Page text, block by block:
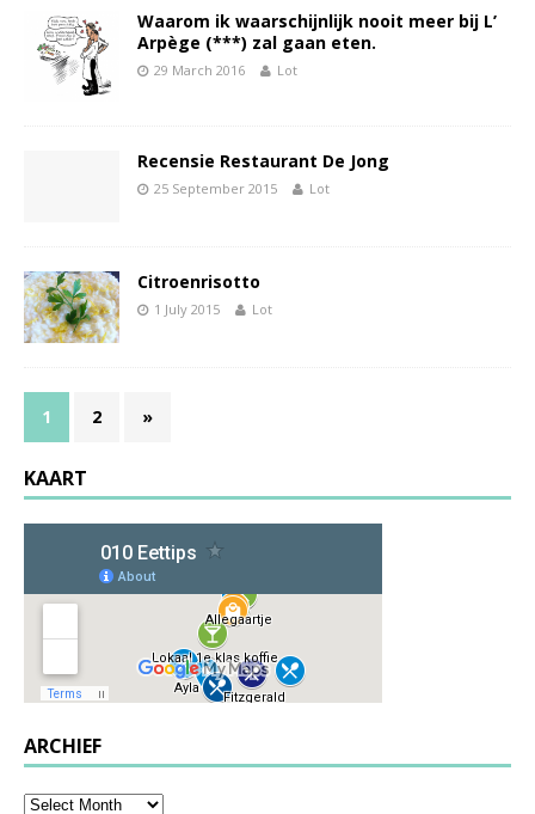
Waarom ik waarschijnlijk nooit meer bij L’
Arpège (***) zal gaan eten.
29 March 2016 Lot
Recensie Restaurant De Jong
25 September 2015 Lot
Citroenrisotto
1 July 2015 Lot
1 2 »
KAART
ARCHIEF